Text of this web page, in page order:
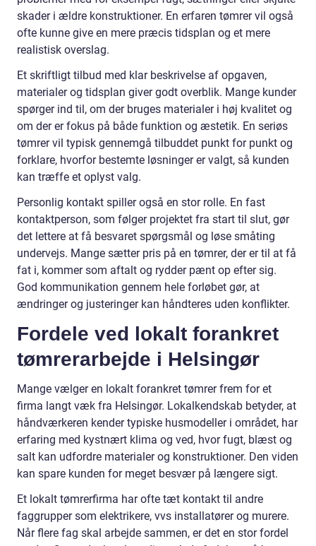
skader i ældre konstruktioner. En erfaren tømrer vil også
ofte kunne give en mere præcis tidsplan og et mere
realistisk overslag.
Et skriftligt tilbud med klar beskrivelse af opgaven,
materialer og tidsplan giver godt overblik. Mange kunder
spørger ind til, om der bruges materialer i høj kvalitet og
om der er fokus på både funktion og æstetik. En seriøs
tømrer vil typisk gennemgå tilbuddet punkt for punkt og
forklare, hvorfor bestemte løsninger er valgt, så kunden
kan træffe et oplyst valg.
Personlig kontakt spiller også en stor rolle. En fast
kontaktperson, som følger projektet fra start til slut, gør
det lettere at få besvaret spørgsmål og løse småting
undervejs. Mange sætter pris på en tømrer, der er til at få
fat i, kommer som aftalt og rydder pænt op efter sig.
God kommunikation gennem hele forløbet gør, at
ændringer og justeringer kan håndteres uden konflikter.
Fordele ved lokalt forankret
tømrerarbejde i Helsingør
Mange vælger en lokalt forankret tømrer frem for et
firma langt væk fra Helsingør. Lokalkendskab betyder, at
håndværkeren kender typiske husmodeller i området, har
erfaring med kystnært klima og ved, hvor fugt, blæst og
salt kan udfordre materialer og konstruktioner. Den viden
kan spare kunden for meget besvær på længere sigt.
Et lokalt tømrerfirma har ofte tæt kontakt til andre
faggrupper som elektrikere, vvs installatører og murere.
Når flere fag skal arbejde sammen, er det en stor fordel